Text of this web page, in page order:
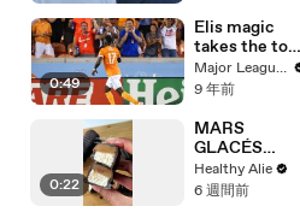
Challenge I
The Skate
Show
0:49
Elis magic
takes the top
spot | Top 3
Assists Week
Major League Soccer
9 年前
0:22
MARS
GLACÉS
MAISON
VEGAN
Healthy Alie
6 週間前